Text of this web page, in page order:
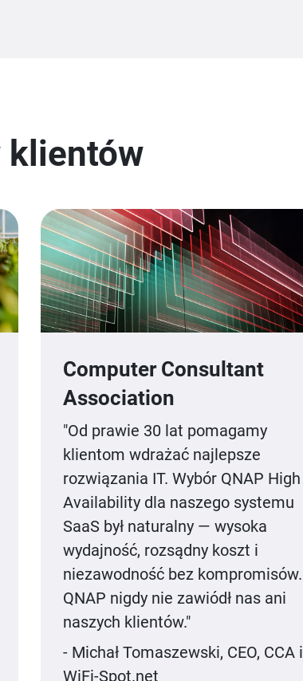
klientów
Computer Consultant
Association
"Od prawie 30 lat pomagamy
klientom wdrażać najlepsze
rozwiązania IT. Wybór QNAP High
Availability dla naszego systemu
SaaS był naturalny — wysoka
wydajność, rozsądny koszt i
niezawodność bez kompromisów.
QNAP nigdy nie zawiódł nas ani
naszych klientów."
- Michał Tomaszewski, CEO, CCA i
WiFi-Spot.net